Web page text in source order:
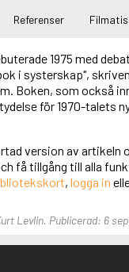
Referenser
1975 med
i systerskap",
Boken, som också
för 1970-talets
version av artikeln
få tillgång till alla
, logga in
Levlin. Publicerad: 6